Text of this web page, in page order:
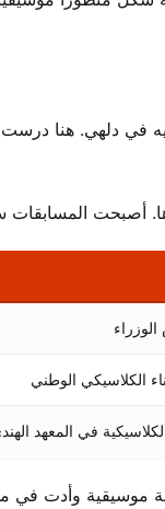
في دلهي. هنا
أصبحت المسابقات
الكلاسيكي الوطني
في المعهد
وأدت في